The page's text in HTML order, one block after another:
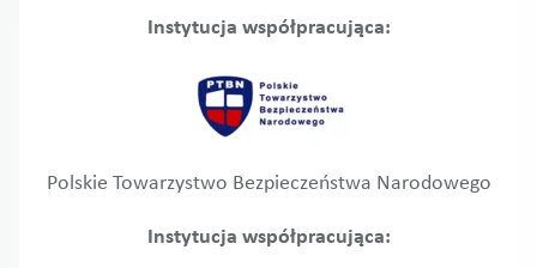
Instytucja współpracująca:
Polskie Towarzystwo Bezpieczeństwa Narodowego
Instytucja współpracująca: